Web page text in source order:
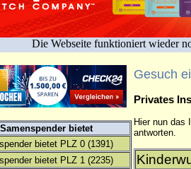
Die Webseite funktioniert wieder
bietet
bietet PLZ 0 (1391)
bietet PLZ 1 (2235)
Gesuch
Privates
Hier nun das
antworten.